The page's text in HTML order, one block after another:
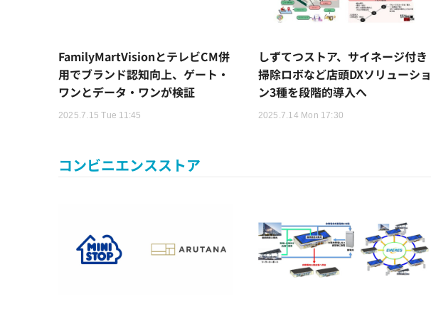
FamilyMartVisionとテレビCM併
用でブランド認知向上、ゲート・
ワンとデータ・ワンが検証
2025.7.15 Tue 11:45
しずてつストア、サイネージ付き
掃除ロボなど店頭DXソリューショ
ン3種を段階的導入へ
2025.7.14 Mon 17:30
コンビニエンスストア